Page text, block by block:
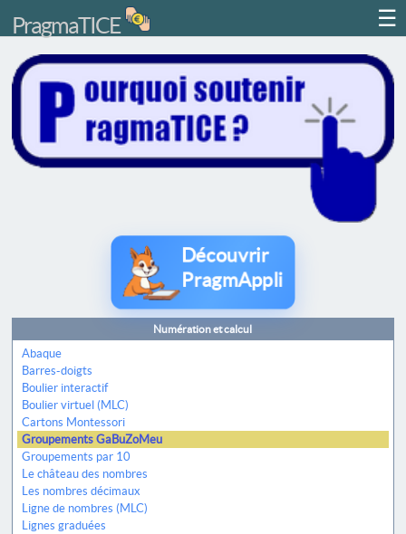
PragmaTICE
Découvrir
PragmAppli
Numération et calcul
Abaque
Barres-doigts
Boulier interactif
Boulier virtuel (MLC)
Cartons Montessori
Groupements GaBuZoMeu
Groupements par 10
Le château des nombres
Les nombres décimaux
Ligne de nombres (MLC)
Lignes graduées
☰